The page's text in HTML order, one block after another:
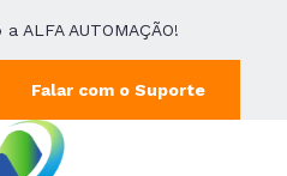
ALFA AUTOMAÇÃO!
Falar com o Suporte